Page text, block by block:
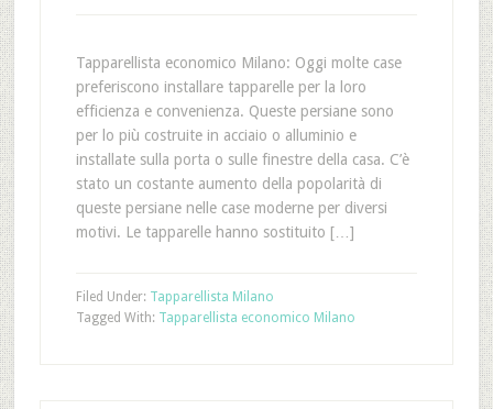
Tapparellista economico Milano: Oggi molte case
preferiscono installare tapparelle per la loro
efficienza e convenienza. Queste persiane sono
per lo più costruite in acciaio o alluminio e
installate sulla porta o sulle finestre della casa. C’è
stato un costante aumento della popolarità di
queste persiane nelle case moderne per diversi
motivi. Le tapparelle hanno sostituito […]
Filed Under: Tapparellista Milano
Tagged With: Tapparellista economico Milano